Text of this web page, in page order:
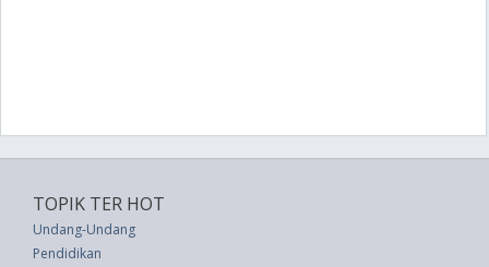
TOPIK TER HOT
Undang-Undang
Pendidikan